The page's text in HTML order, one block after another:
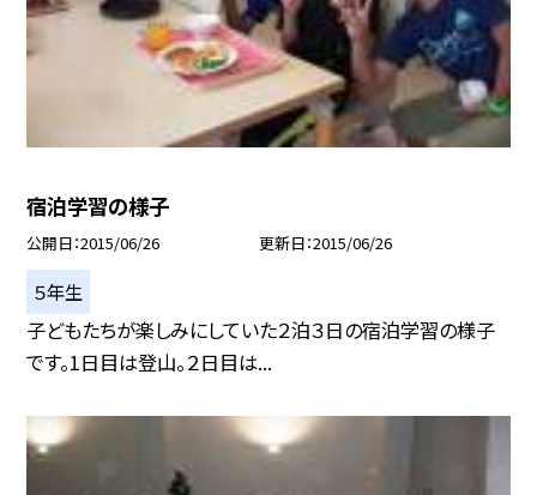
宿泊学習の様子
公開日 2015/06/26 更新日 2015/06/26
５年生
子どもたちが楽しみにしていた２泊３日の宿泊学習の様子
です。1日目は登山。２日目は...